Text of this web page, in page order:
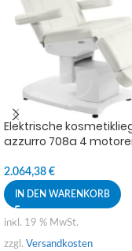
Elektrische
azzurro 708a 4
2.064,38 €
IN DEN WARENKORB
inkl. 19 % MwSt.
zzgl. Versandkosten